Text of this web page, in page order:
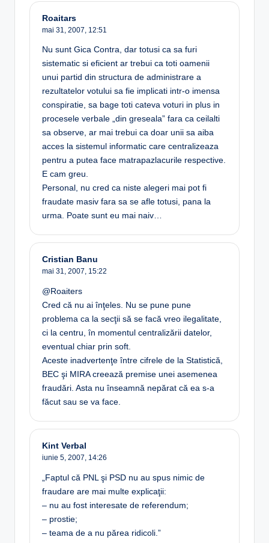
Roaitars
mai 31, 2007, 12:51
Nu sunt Gica Contra, dar totusi ca sa furi
sistematic si eficient ar trebui ca toti oamenii
unui partid din structura de administrare a
rezultatelor votului sa fie implicati intr-o imensa
conspiratie, sa bage toti cateva voturi in plus in
procesele verbale „din greseala” fara ca ceilalti
sa observe, ar mai trebui ca doar unii sa aiba
acces la sistemul informatic care centralizeaza
pentru a putea face matrapazlacurile respective.
E cam greu.
Personal, nu cred ca niste alegeri mai pot fi
fraudate masiv fara sa se afle totusi, pana la
urma. Poate sunt eu mai naiv…
Cristian Banu
mai 31, 2007, 15:22
@Roaiters
Cred că nu ai înţeles. Nu se pune pune
problema ca la secţii să se facă vreo ilegalitate,
ci la centru, în momentul centralizării datelor,
eventual chiar prin soft.
Aceste inadvertenţe între cifrele de la Statistică,
BEC şi MIRA creează premise unei asemenea
fraudări. Asta nu înseamnă nepărat că ea s-a
făcut sau se va face.
Kint Verbal
iunie 5, 2007, 14:26
„Faptul că PNL şi PSD nu au spus nimic de
fraudare are mai multe explicaţii:
– nu au fost interesate de referendum;
– prostie;
– teama de a nu părea ridicoli.”